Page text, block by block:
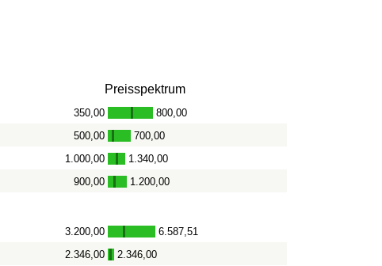
Preisspektrum
350,00 - 800,00
500,00 - 700,00
1.000,00 - 1.340,00
900,00 - 1.200,00
3.200,00 - 6.587,51
2.346,00 - 2.346,00